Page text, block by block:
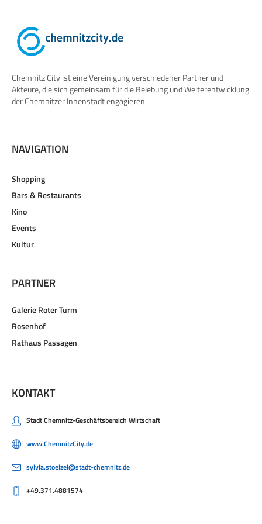
Chemnitz City ist eine Vereinigung verschiedener Partner und
Akteure, die sich gemeinsam für die Belebung und Weiterentwicklung
der Chemnitzer Innenstadt engagieren
NAVIGATION
Shopping
Bars & Restaurants
Kino
Events
Kultur
PARTNER
Galerie Roter Turm
Rosenhof
Rathaus Passagen
KONTAKT
Stadt Chemnitz-Geschäftsbereich Wirtschaft
www.ChemnitzCity.de
sylvia.stoelzel@stadt-chemnitz.de
+49.371.4881574